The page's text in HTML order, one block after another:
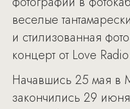
веселые
и стилизованная
концерт от Love
Начавшись 25 мая
закончились 29